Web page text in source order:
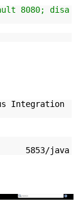
8080; disa
Integration
java